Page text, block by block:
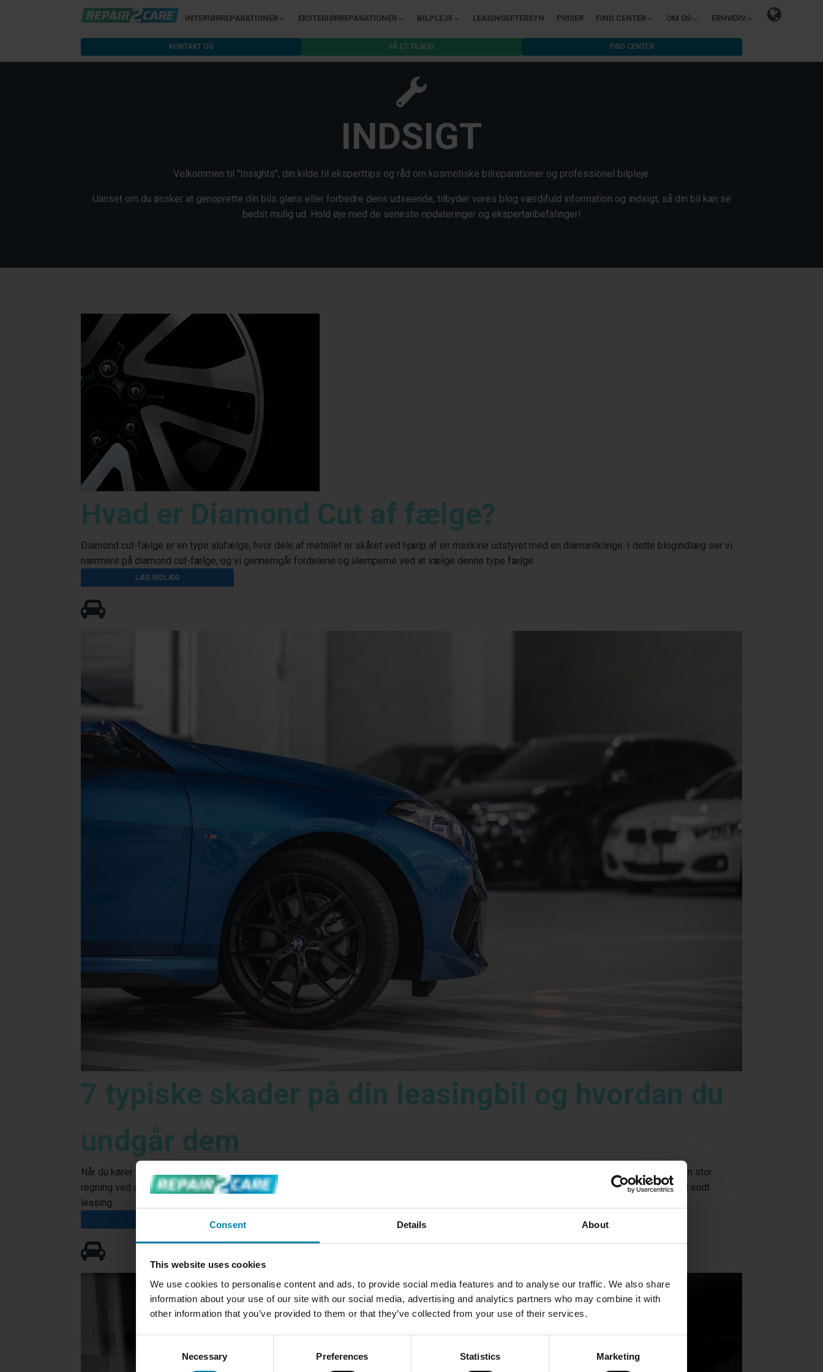
Consent Details About
This website uses cookies
We use cookies to personalise content and ads, to provide social media features and to analyse our traffic. We also share
information about your use of our site with our social media, advertising and analytics partners who may combine it with
other information that you’ve provided to them or that they’ve collected from your use of their services.
Necessary Preferences Statistics Marketing
INTERIØRREPARATIONER EKSTERIØRREPARATIONER BILPLEJE LEASINGEFTERSYN PRISER FIND CENTER OM OS ERHVERV
KONTAKT OS FÅ ET TILBUD FIND CENTER
INDSIGT
Velkommen til "Insights", din kilde til eksperttips og råd om kosmetiske bilreparationer og professionel bilpleje.
Uanset om du ønsker at genoprette din bils glans eller forbedre dens udseende, tilbyder vores blog værdifuld information og indsigt, så din bil kan se
bedst mulig ud. Hold øje med de seneste opdateringer og ekspertanbefalinger!
Hvad er Diamond Cut af fælge?
Diamond cut-fælge er en type alufælge, hvor dele af metallet er skåret ved hjælp af en maskine udstyret med en diamantklinge. I dette blogindlæg ser vi
nærmere på diamond cut-fælge, og vi gennemgår fordelene og ulemperne ved at vælge denne type fælge.
LÆS INDLÆG
7 typiske skader på din leasingbil og hvordan du
undgår dem
Når du kører en leasingbil, er det vigtigt at tage godt vare på den for at undgå unødvendige omkostninger ved aflevering. Mange oplever at få en stor
regning ved aflevering, fordi bilen har skader, der skal udbedres. I dette blogindlæg gennemgår vi de typiske skader, som en leasingbil har ved endt
leasing.